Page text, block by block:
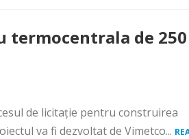
termocentrala de 250
de licitaţie pentru construirea
va fi dezvoltat de Vimetco...